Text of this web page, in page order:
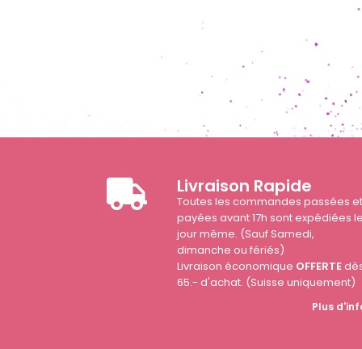
Livraison Rapide
Toutes les commandes passées
payées avant 17h sont expédiées
jour même. (Sauf Samedi,
dimanche ou fériés)
Livraison économique OFFERTE
65.- d'achat. (Suisse uniquement)
Plus